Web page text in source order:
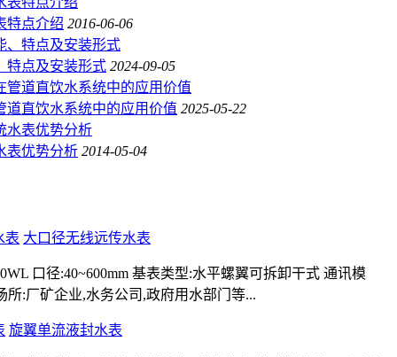
特点介绍 2016-06-06
特点及安装形式 2024-09-05
道直饮水系统中的应用价值 2025-05-22
表优势分析 2014-05-04
大口径无线远传水表
口径:40~600mm 基表类型:水平螺翼可拆卸干式 通讯模
所:厂矿企业,水务公司,政府用水部门等...
旋翼单流液封水表